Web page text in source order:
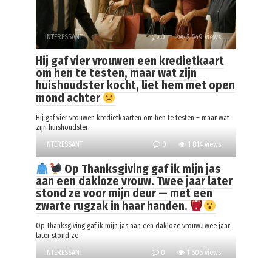
INTERESSANT 0 2 549 views
Hij gaf vier vrouwen een kredietkaart
om hen te testen, maar wat zijn
huishoudster kocht, liet hem met open
mond achter
Hij gaf vier vrouwen kredietkaarten om hen te testen – maar wat
zijn huishoudster
INTERESSANT
0 1 814 views
Op Thanksgiving gaf ik mijn jas
aan een dakloze vrouw. Twee jaar later
stond ze voor mijn deur — met een
zwarte rugzak in haar handen.
Op Thanksgiving gaf ik mijn jas aan een dakloze vrouw.Twee jaar
later stond ze
INTERESSANT
0 1 606 views